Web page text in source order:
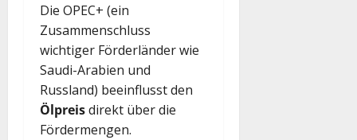
Die OPEC+ (ein
Zusammenschluss
wichtiger Förderländer wie
Saudi-Arabien und
Ölpreisdirekt über die
Fördermengen.